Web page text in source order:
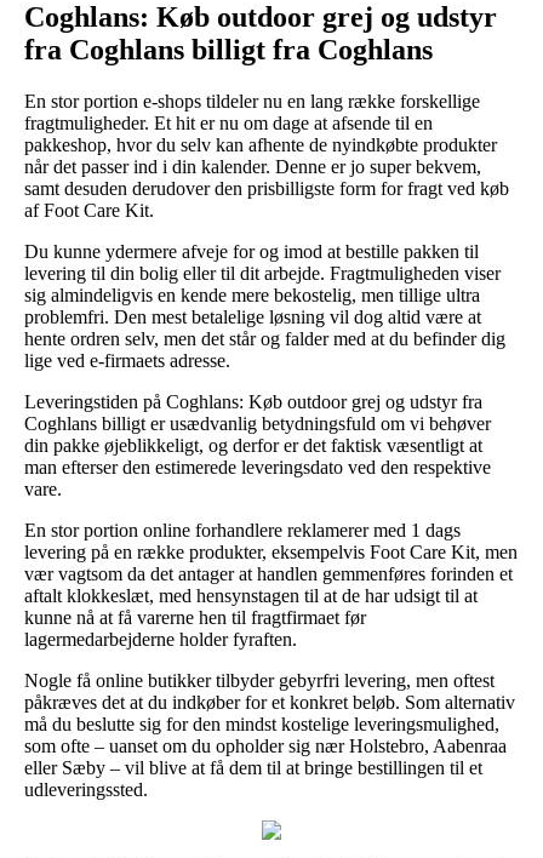
Coghlans: Køb outdoor grej og udstyr
fra Coghlans billigt fra Coghlans
En stor portion e-shops tildeler nu en lang række forskellige
fragtmuligheder. Et hit er nu om dage at afsende til en
pakkeshop, hvor du selv kan afhente de nyindkøbte produkter
når det passer ind i din kalender. Denne er jo super bekvem,
samt desuden derudover den prisbilligste form for fragt ved køb
af Foot Care Kit.
Du kunne ydermere afveje for og imod at bestille pakken til
levering til din bolig eller til dit arbejde. Fragtmuligheden viser
sig almindeligvis en kende mere bekostelig, men tillige ultra
problemfri. Den mest betalelige løsning vil dog altid være at
hente ordren selv, men det står og falder med at du befinder dig
lige ved e-firmaets adresse.
Leveringstiden på Coghlans: Køb outdoor grej og udstyr fra
Coghlans billigt er usædvanlig betydningsfuld om vi behøver
din pakke øjeblikkeligt, og derfor er det faktisk væsentligt at
man efterser den estimerede leveringsdato ved den respektive
vare.
En stor portion online forhandlere reklamerer med 1 dags
levering på en række produkter, eksempelvis Foot Care Kit, men
vær vagtsom da det antager at handlen gemmenføres forinden et
aftalt klokkeslæt, med hensynstagen til at de har udsigt til at
kunne nå at få varerne hen til fragtfirmaet før
lagermedarbejderne holder fyraften.
Nogle få online butikker tilbyder gebyrfri levering, men oftest
påkræves det at du indkøber for et konkret beløb. Som alternativ
må du beslutte sig for den mindst kostelige leveringsmulighed,
som ofte – uanset om du opholder sig nær Holstebro, Aabenraa
eller Sæby – vil blive at få dem til at bringe bestillingen til et
udleveringssted.